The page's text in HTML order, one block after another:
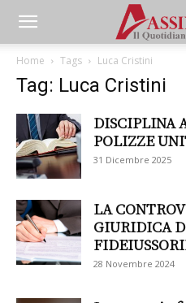
Home Tags Luca Cristini
Tag: Luca Cristini
DISCIPLINA
POLIZZE
31 Dicembre 2025
LA
GIURIDICA
28 Novembre 2024